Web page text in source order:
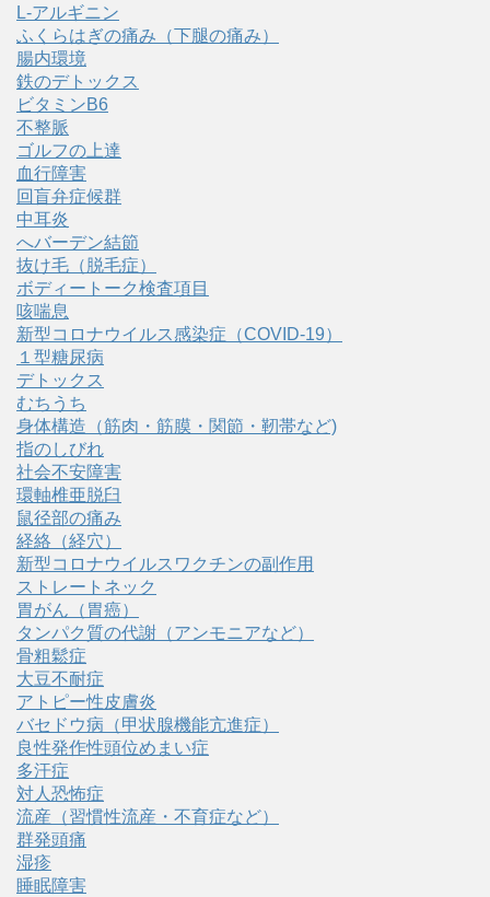
L-アルギニン
ふくらはぎの痛み（下腿の痛み）
腸内環境
鉄のデトックス
ビタミンB6
不整脈
ゴルフの上達
血行障害
回盲弁症候群
中耳炎
へバーデン結節
抜け毛（脱毛症）
ボディートーク検査項目
咳喘息
新型コロナウイルス感染症（COVID‑19）
１型糖尿病
デトックス
むちうち
身体構造（筋肉・筋膜・関節・靭帯など)
指のしびれ
社会不安障害
環軸椎亜脱臼
鼠径部の痛み
経絡（経穴）
新型コロナウイルスワクチンの副作用
ストレートネック
胃がん（胃癌）
タンパク質の代謝（アンモニアなど）
骨粗鬆症
大豆不耐症
アトピー性皮膚炎
バセドウ病（甲状腺機能亢進症）
良性発作性頭位めまい症
多汗症
対人恐怖症
流産（習慣性流産・不育症など）
群発頭痛
湿疹
睡眠障害